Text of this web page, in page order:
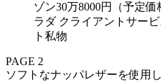
ゾン30万8000円（予定
ラダ クライアントサー
ト私物
PAGE 2
ソフトなナッパレザーを使用